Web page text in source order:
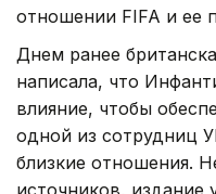
отношении FIFA и ее
Днем ранее
написала, что
влияние, чтобы
одной из сотрудниц
близкие отношения.
источников, издание